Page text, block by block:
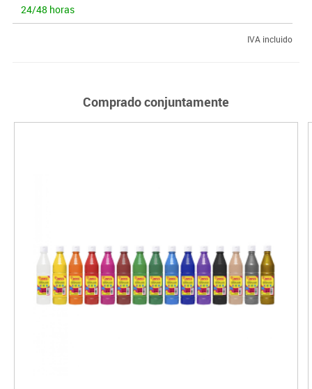
contenido.
24/48 horas
IVA incluido
Comprado conjuntamente